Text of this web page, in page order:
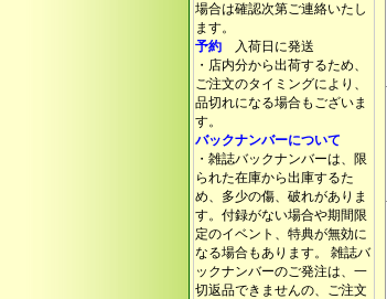
場合は確認次第ご連絡いたし
ます。
予約 入荷日に発送
・店内分から出荷するため、
ご注文のタイミングにより、
品切れになる場合もございま
す。
バックナンバーについて
・雑誌バックナンバーは、限
られた在庫から出庫するた
め、多少の傷、破れがありま
す。付録がない場合や期間限
定のイベント、特典が無効に
なる場合もあります。 雑誌バ
ックナンバーのご発注は、一
切返品できませんの、ご注文